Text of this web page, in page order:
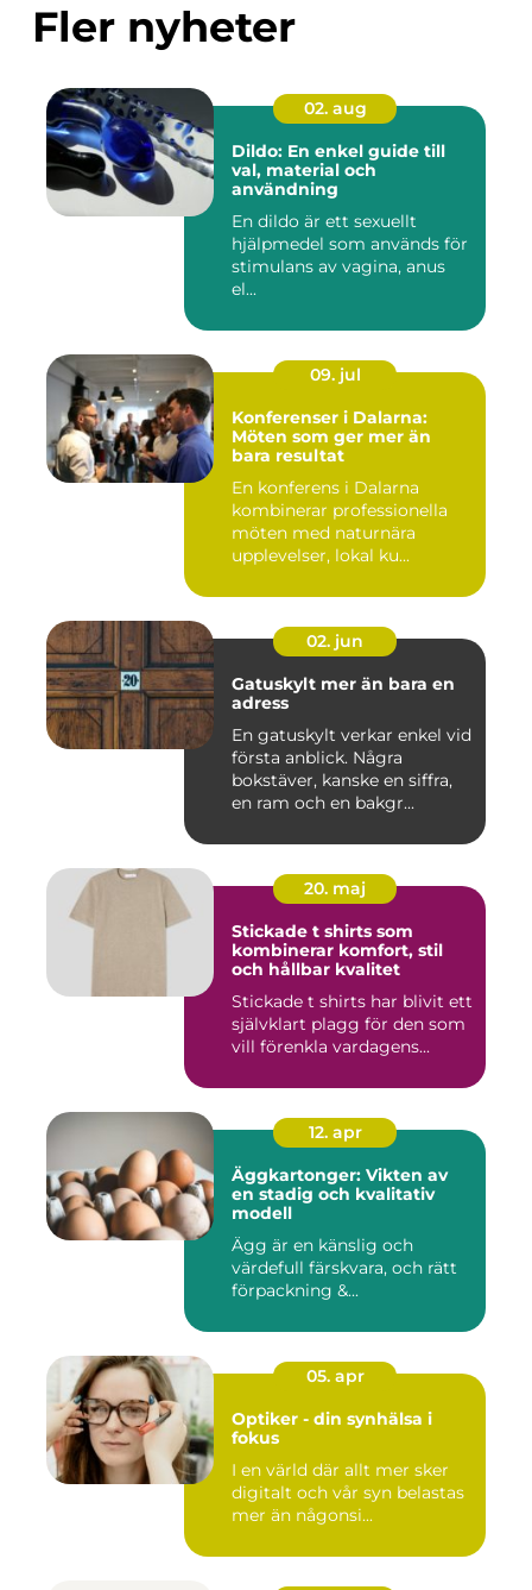
Fler nyheter
02. aug
Dildo: En enkel guide till
val, material och
användning
En dildo är ett sexuellt
hjälpmedel som används för
stimulans av vagina, anus
el...
09. jul
Konferenser i Dalarna:
Möten som ger mer än
bara resultat
En konferens i Dalarna
kombinerar professionella
möten med naturnära
upplevelser, lokal ku...
02. jun
Gatuskylt mer än bara en
adress
En gatuskylt verkar enkel vid
första anblick. Några
bokstäver, kanske en siffra,
en ram och en bakgr...
20. maj
Stickade t shirts som
kombinerar komfort, stil
och hållbar kvalitet
Stickade t shirts har blivit ett
självklart plagg för den som
vill förenkla vardagens...
12. apr
Äggkartonger: Vikten av
en stadig och kvalitativ
modell
Ägg är en känslig och
värdefull färskvara, och rätt
förpackning &...
05. apr
Optiker - din synhälsa i
fokus
I en värld där allt mer sker
digitalt och vår syn belastas
mer än någonsi...